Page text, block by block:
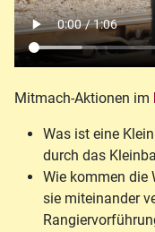
Mitmach-Aktionen im
Was ist eine
durch das
Wie kommen die
sie miteinander